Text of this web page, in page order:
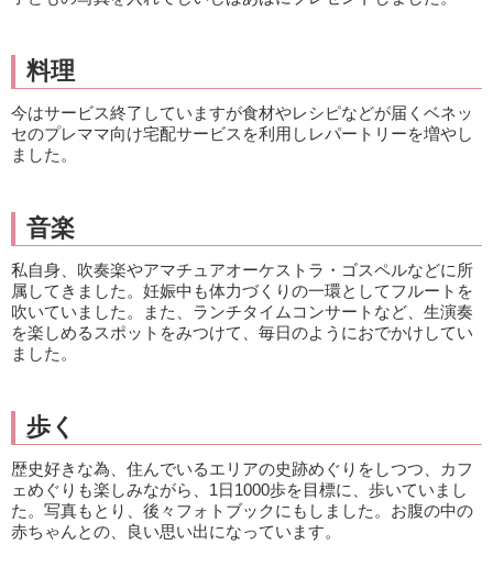
料理
今はサービス終了していますが食材やレシピなどが届くベネッ
セのプレママ向け宅配サービスを利用しレパートリーを増やし
ました。
音楽
私自身、吹奏楽やアマチュアオーケストラ・ゴスペルなどに所
属してきました。妊娠中も体力づくりの一環としてフルートを
吹いていました。また、ランチタイムコンサートなど、生演奏
を楽しめるスポットをみつけて、毎日のようにおでかけしてい
ました。
歩く
歴史好きな為、住んでいるエリアの史跡めぐりをしつつ、カフ
ェめぐりも楽しみながら、1日1000歩を目標に、歩いていまし
た。写真もとり、後々フォトブックにもしました。お腹の中の
赤ちゃんとの、良い思い出になっています。